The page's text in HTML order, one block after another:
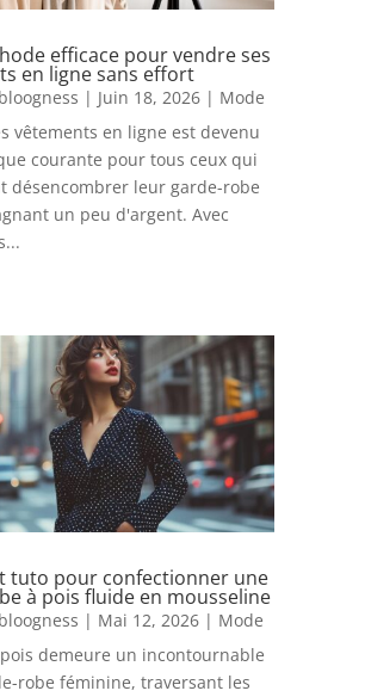
efficace pour vendre ses
en ligne sans effort
| Juin 18, 2026 | Mode
vêtements en ligne est devenu
courante pour tous ceux qui
désencombrer leur garde-robe
un peu d'argent. Avec
tuto pour confectionner une
à pois fluide en mousseline
| Mai 12, 2026 | Mode
demeure un incontournable
robe féminine, traversant les